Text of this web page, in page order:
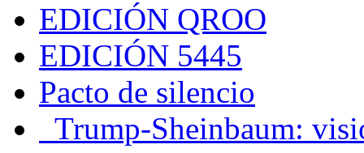
EDICIÓN QROO
EDICIÓN 5445
Pacto de silencio
Trump-Sheinbaum: